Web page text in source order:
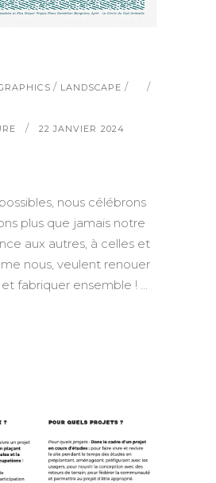
/ LANDSCAPE /
22 JANVIER 2024
nous célébrons
plus que jamais notre
aux autres, à celles et
nous, veulent renouer
fabriquer ensemble !